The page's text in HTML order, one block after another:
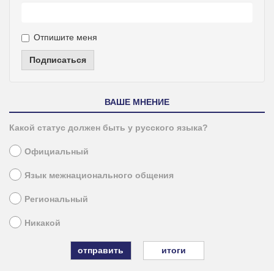
Отпишите меня
Подписаться
ВАШЕ МНЕНИЕ
Какой статус должен быть у русского языка?
Официальный
Язык межнационального общения
Региональный
Никакой
итоги